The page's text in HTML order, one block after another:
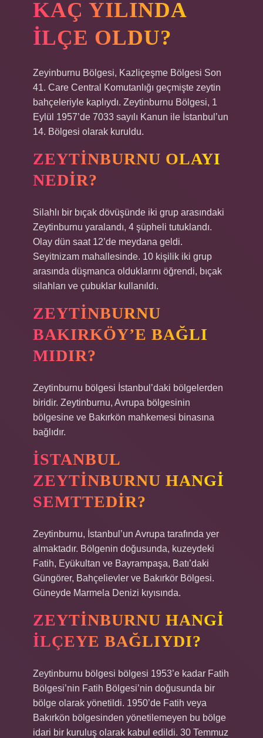
KAÇ YILINDA
ILÇE OLDU?
Zeyinburnu Bölgesi, Kazliçeşme Bölgesi Son
41. Care Central Komutanlığı geçmişte zeytin
bahçeleriyle kaplıydı. Zeytinburnu Bölgesi, 1
Eylül 1957’de 7033 sayılı Kanun ile İstanbul’un
14. Bölgesi olarak kuruldu.
ZEYTINBURNU OLAYI
NEDIR?
Silahlı bir bıçak dövüşünde iki grup arasındaki
Zeytinburnu yaralandı, 4 şüpheli tutuklandı.
Olay dün saat 12’de meydana geldi.
Seyitnizam mahallesinde. 10 kişilik iki grup
arasında düşmanca olduklarını öğrendi, bıçak
silahları ve çubuklar kullanıldı.
ZEYTINBURNU
BAKIRKÖY’E BAĞLI
MIDIR?
Zeytinburnu bölgesi İstanbul’daki bölgelerden
biridir. Zeytinburnu, Avrupa bölgesinin
bölgesine ve Bakırkön mahkemesi binasına
bağlıdır.
İSTANBUL
ZEYTINBURNU HANGI
SEMTTEDIR?
Zeytinburnu, İstanbul’un Avrupa tarafında yer
almaktadır. Bölgenin doğusunda, kuzeydeki
Fatih, Eyükultan ve Bayrampaşa, Batı’daki
Güngörer, Bahçelievler ve Bakırkör Bölgesi.
Güneyde Marmela Denizi kıyısında.
ZEYTINBURNU HANGI
ILÇEYE BAĞLIYDI?
Zeytinburnu bölgesi bölgesi 1953’e kadar Fatih
Bölgesi’nin Fatih Bölgesi’nin doğusunda bir
bölge olarak yönetildi. 1950’de Fatih veya
Bakırkön bölgesinden yönetilemeyen bu bölge
idari bir kuruluş olarak kabul edildi. 30 Temmuz